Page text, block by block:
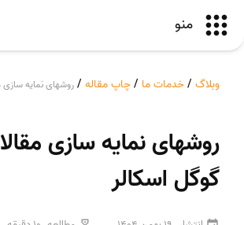
منو
وبلاگ /خدمات ما /چاپ مقاله / روشهای نمایه سازی
روشهای نمایه سازی
گوگل اسکالر